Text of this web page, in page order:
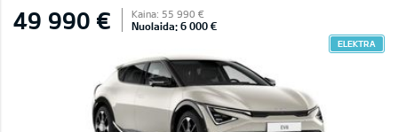
49 990 € Kaina: 55 990 €
Nuolaida: 6 000 €
ELEKTRA